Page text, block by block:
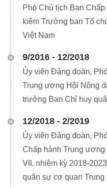
Phó Chủ tịch Ban
kiêm Trưởng ban Tổ
Việt Nam
9/2016 - 12/2018
Ủy viên Đảng đoàn,
Trung ương Hội Nông
trưởng Ban Chỉ huy
12/2018 - 2/2019
Ủy viên Đảng đoàn,
Chấp hành Trung
VII, nhiệm kỳ 2018-
quân sự cơ quan